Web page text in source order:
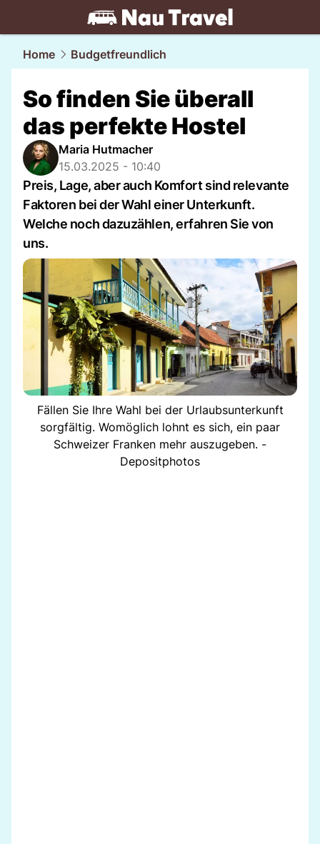
travel.NAU.ch
Home Budgetfreundlich
So finden Sie überall
das perfekte Hostel
Maria Hutmacher
15.03.2025 - 10:40
Preis, Lage, aber auch Komfort sind relevante
Faktoren bei der Wahl einer Unterkunft.
Welche noch dazuzählen, erfahren Sie von
uns.
Fällen Sie Ihre Wahl bei der Urlaubsunterkunft
sorgfältig. Womöglich lohnt es sich, ein paar
Schweizer Franken mehr auszugeben. -
Depositphotos